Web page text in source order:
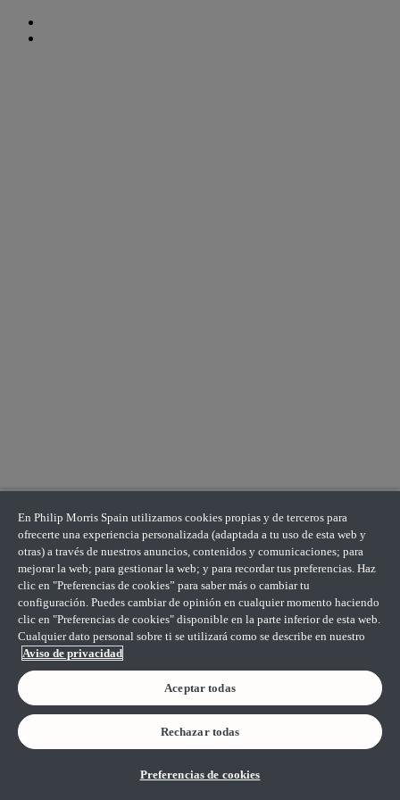
En Philip Morris Spain utilizamos cookies propias y de terceros para
ofrecerte una experiencia personalizada (adaptada a tu uso de esta web y
otras) a través de nuestros anuncios, contenidos y comunicaciones; para
mejorar la web; para gestionar la web; y para recordar tus preferencias. Haz
clic en "Preferencias de cookies” para saber más o cambiar tu
configuración. Puedes cambiar de opinión en cualquier momento haciendo
clic en "Preferencias de cookies" disponible en la parte inferior de esta web.
Cualquier dato personal sobre ti se utilizará como se describe en nuestro
Aviso de privacidad
Aceptar todas
Rechazar todas
Preferencias de cookies